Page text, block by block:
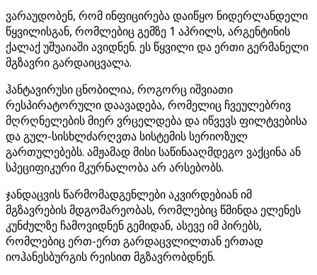
ვარაუდობენ, რომ ინფიცირება დაიწყო ნიდერლანდელი
წყვილისგან, რომლებიც გემზე 1 აპრილს, არგენტინის
ქალაქ უშუაიაში ავიდნენ. ეს წყვილი და ერთი გერმანელი
მგზავრი გარდაიცვალა.
ჰანტავირუსი ცნობილია, როგორც იშვიათი
რესპირატორული დაავადება, რომელიც ჩვეულებრივ
მღრღნელების მიერ ვრცელდება და იწვევს ფილტვებისა
და გულ-სისხლძარღვთა სისტემის სერიოზულ
გართულებებს. ამჟამად მისი საწინააღმდეგო ვაქცინა ან
სპეციფიკური მკურნალობა არ არსებობს.
ჯანდაცვის წარმომადგენლები აკვირდებიან იმ
მგზავრების მდგომარეობას, რომლებიც წმინდა ელენეს
კუნძულზე ჩამოვიდნენ გემიდან, ასევე იმ პირებს,
რომლებიც ერთ-ერთ გარდაცვლილთან ერთად
იოჰანესბურგის რეისით მგზავრობდნენ.